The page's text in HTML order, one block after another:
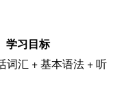
学习目标
词汇 + 基本语法 + 听